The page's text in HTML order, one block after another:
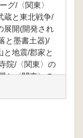
グ/〈関東〉
蔵と東北戦争/
展開(開発され
と墨書土器)/
と地震/郡家と
院/〈関東〉の
と〈関東〉の
の乱/平忠常
る〈関東〉
の風景)/〈関
」/〈武士の